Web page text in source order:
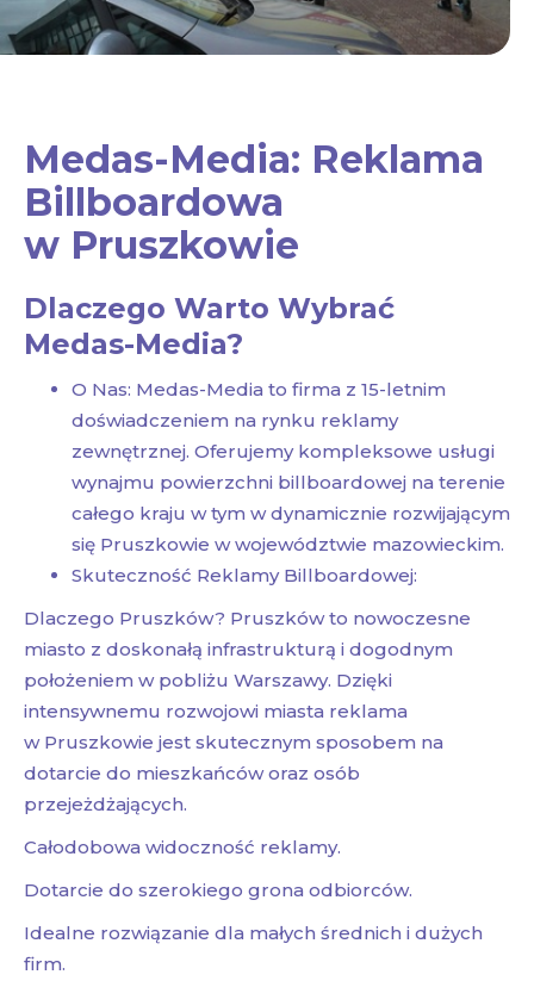
Medas-Media: Reklama
Billboardowa
w Pruszkowie
Dlaczego Warto Wybrać
Medas-Media?
O Nas: Medas-Media to firma z 15-letnim
doświadczeniem na rynku reklamy
zewnętrznej. Oferujemy kompleksowe usługi
wynajmu powierzchni billboardowej na terenie
całego kraju w tym w dynamicznie rozwijającym
się Pruszkowie w województwie mazowieckim.
Skuteczność Reklamy Billboardowej:
Dlaczego Pruszków? Pruszków to nowoczesne
miasto z doskonałą infrastrukturą i dogodnym
położeniem w pobliżu Warszawy. Dzięki
intensywnemu rozwojowi miasta reklama
w Pruszkowie jest skutecznym sposobem na
dotarcie do mieszkańców oraz osób
przejeżdżających.
Całodobowa widoczność reklamy.
Dotarcie do szerokiego grona odbiorców.
Idealne rozwiązanie dla małych średnich i dużych
firm.